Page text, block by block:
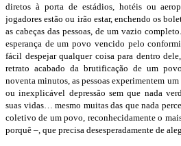
diretos à porta de estádios, hotéis ou
jogadores estão ou irão estar, enchendo os
as cabeças das pessoas, de um vazio
esperança de um povo vencido pelo
fácil despejar qualquer coisa para dentro
retrato acabado da brutificação de um
noventa minutos, as pessoas experimentem
ou inexplicável depressão sem que nada
suas vidas… mesmo muitas das que nada
coletivo de um povo, reconhecidamente o
porquê –, que precisa desesperadamente de